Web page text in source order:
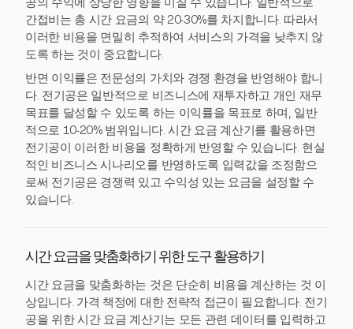
간접비는 총 시간 요금의 약 20-30%를 차지합니다. 따라서
이러한 비용을 면밀히 추적하여 서비스의 가격을 낮추지 않
도록 하는 것이 중요합니다.
반면 이익률은 전문성의 가치와 경쟁 환경을 반영해야 합니
다. 전기공은 일반적으로 비즈니스에 재투자하고 개인 재무
목표를 달성할 수 있도록 하는 이익률을 목표로 하며, 일반
적으로 10-20% 범위입니다. 시간 요금 계산기를 활용하면
전기공이 이러한 비용을 정확하게 반영할 수 있습니다. 현실
적인 비즈니스 시나리오를 반영하도록 입력값을 조정함으
로써 전기공은 경쟁력 있고 수익성 있는 요금을 설정할 수
있습니다.
시간 요금을 맞춤화하기 위한 도구 활용하기
시간 요금을 맞춤화하는 것은 단순히 비용을 계산하는 것 이
상입니다. 가격 책정에 대한 전략적 접근이 필요합니다. 전기
공을 위한 시간 요금 계산기는 모든 관련 데이터를 입력하고